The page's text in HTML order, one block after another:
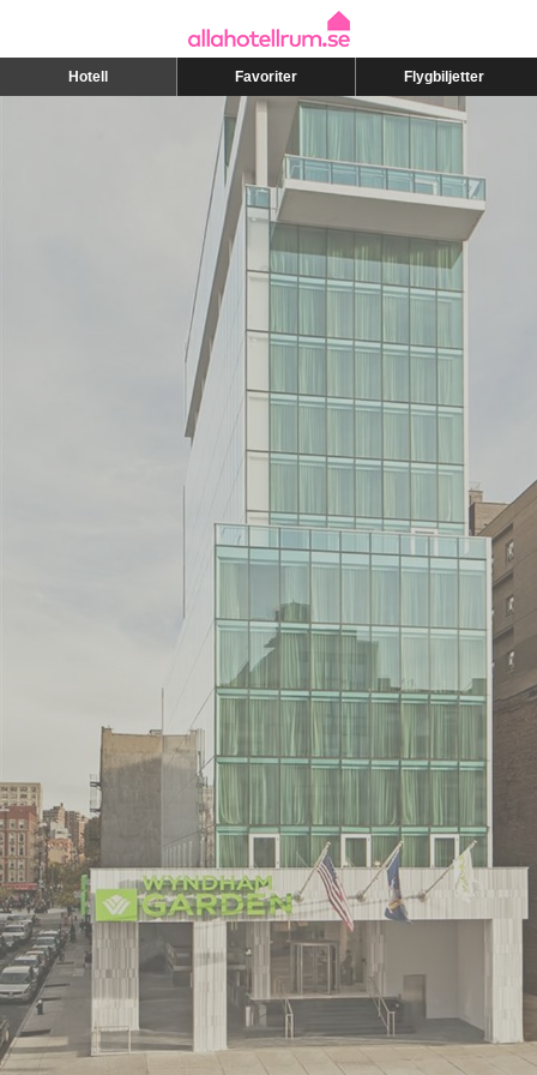
Hotell Favoriter Flygbiljetter